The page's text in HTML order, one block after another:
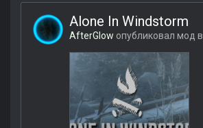
Alone In Windstorm
AfterGlow опубликовал мод в